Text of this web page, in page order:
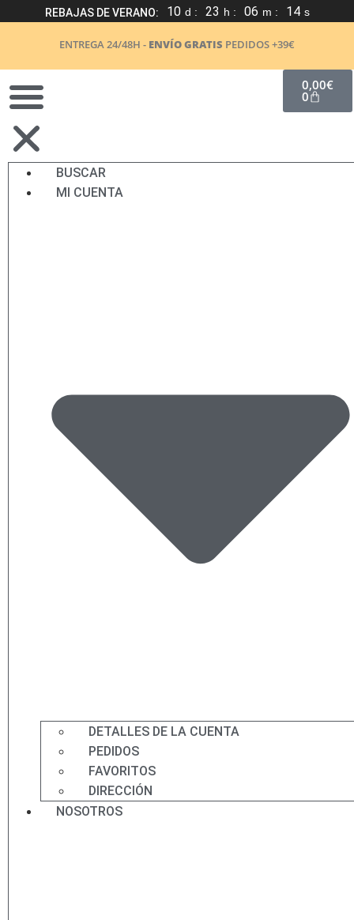
REBAJAS DE VERANO: 10 d : 23 h : 06 m : 13 s
ENTREGA 24/48H - ENVÍO GRATIS PEDIDOS +39€
BUSCAR
MI CUENTA
DETALLES DE LA CUENTA
PEDIDOS
FAVORITOS
DIRECCIÓN
NOSOTROS
0,00€
0